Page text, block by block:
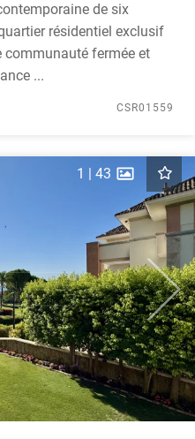
de six
résidentiel exclusif
communauté fermée et
...
CSR01559
Next
1 | 43